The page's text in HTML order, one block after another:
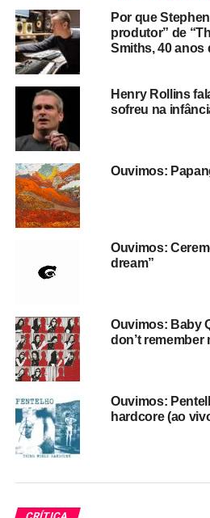
do mundo de dose em dose”.
Já a percussiva Zap de família
na mesa de casa e de escolhas
certo clima de valsa quando a
letra. No final,
prazer é só meu”, abrindo com
que um acordeom e um piano
melodia para a MPB de 1981.
recebe Assucena para uma
forró, mantendo o clima
empoderamento, sexo, tentação,
própria gravação é “engolida”.
(unido com forró, funk e
margeia o som de Chico Science
Planet Hemp em
consigo própria.
Texto: Ricardo Schott
Nota: 8,5
Por que
produtor” de
Smiths, 40 anos
Henry Rollins
sofreu na
Ouvimos:
Ouvimos:
dream”
Ouvimos: Baby
don’t remember
Ouvimos:
hardcore (ao